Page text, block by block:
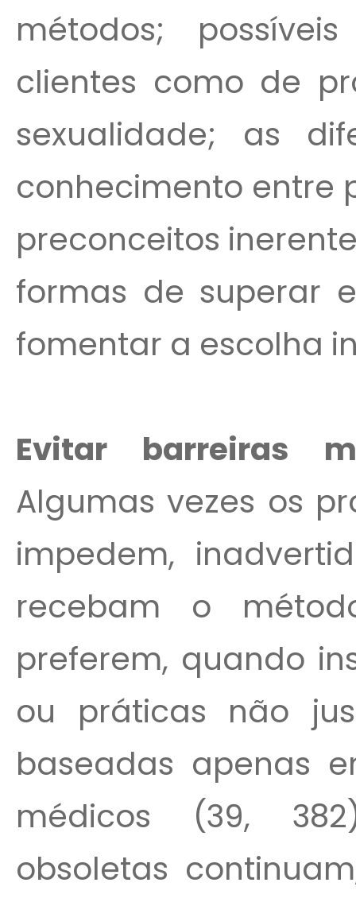
métodos;
clientes como de
sexualidade; as
conhecimento entre
preconceitos
formas de superar
fomentar a escolha
Evitar barreiras
Algumas vezes os
impedem,
recebam o
preferem, quando
ou práticas não
baseadas apenas
médicos (39,
obsoletas